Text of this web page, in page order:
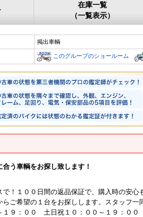
在庫一覧
（一覧表示）
掲出車輌
このグループのショールーム
う車輌をお探し致します！
で！１００日間の返品保証で、購入時の安
ご希望の１台をお探しします。スタッフ一
１９：００ 土日祝１０：００～１９：